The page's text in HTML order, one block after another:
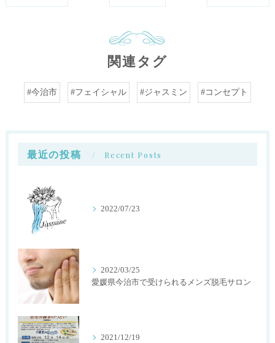
関連タグ
#今治市 #フェイシャル #ジャスミン #コンセプト
最近の投稿 Recent Posts
2022/07/23
2022/03/25
愛媛県今治市で受けられるメンズ脱毛サロン
2021/12/19